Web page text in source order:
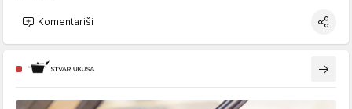
Komentariši